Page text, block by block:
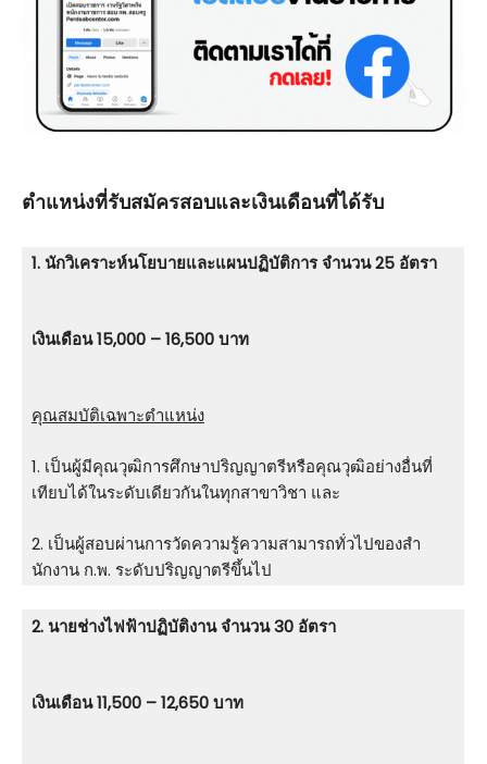
ตําแหน่งที่รับสมัครสอบและเงินเดือนที่ได้รับ
1. นักวิเคราะห์นโยบายและแผนปฏิบัติการ จำนวน 25 อัตรา
เงินเดือน 15,000 – 16,500 บาท
คุณสมบัติเฉพาะตำแหน่ง
1. เป็นผู้มีคุณวุฒิการศึกษาปริญญาตรีหรือคุณวุฒิอย่างอื่นที่
เทียบได้ในระดับเดียวกันในทุกสาขาวิชา และ
2. เป็นผู้สอบผ่านการวัดความรู้ความสามารถทั่วไปของสํา
นักงาน ก.พ. ระดับปริญญาตรีขึ้นไป
2. นายช่างไฟฟ้าปฏิบัติงาน จำนวน 30 อัตรา
เงินเดือน 11,500 – 12,650 บาท